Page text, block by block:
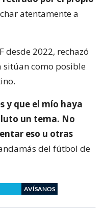
atentamente a
desde 2022, rechazó
sitúan como posible
y que el mío haya
un tema. No
eso u otras
del fútbol de
AVÍSANOS